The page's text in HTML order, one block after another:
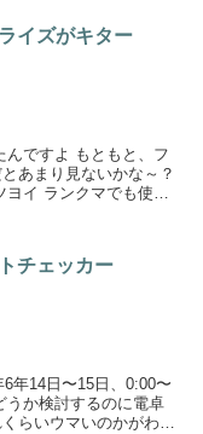
イズがキター
あまり見ないかな～？
チェッカー
年14日〜15日、0:00〜
らいウマいのかがわか